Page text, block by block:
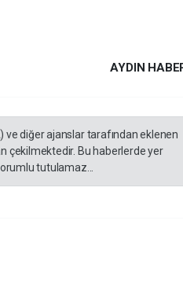
AYDIN
ve diğer ajanslar tarafından eklenen
çekilmektedir. Bu haberlerde yer
tutulamaz...